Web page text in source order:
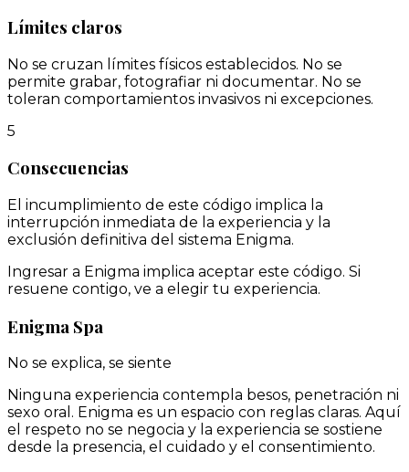
Límites claros
No se cruzan límites físicos establecidos. No se
permite grabar, fotografiar ni documentar. No se
toleran comportamientos invasivos ni excepciones.
5
Consecuencias
El incumplimiento de este código implica la
interrupción inmediata de la experiencia y la
exclusión definitiva del sistema Enigma.
Ingresar a Enigma implica aceptar este código. Si
resuene contigo, ve a elegir tu experiencia.
Enigma Spa
No se explica, se siente
Ninguna experiencia contempla besos, penetración ni
sexo oral. Enigma es un espacio con reglas claras. Aquí
el respeto no se negocia y la experiencia se sostiene
desde la presencia, el cuidado y el consentimiento.